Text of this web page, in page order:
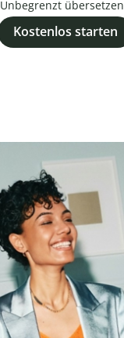
Unbegrenzt übersetzen
Kostenlos starten